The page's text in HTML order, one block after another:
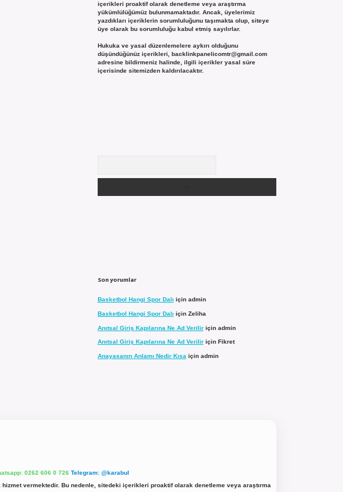
içerikleri proaktif olarak denetleme veya araştırma
yükümlülüğümüz bulunmamaktadır. Ancak, üyelerimiz
yazdıkları içeriklerin sorumluluğunu taşımakta olup, siteye
üye olarak bu sorumluluğu kabul etmiş sayılırlar.
Hukuka ve yasal düzenlemelere aykırı olduğunu
düşündüğünüz içerikleri, backlinkpanelicomtr@gmail.com
adresine bildirmeniz halinde, ilgili içerikler yasal süre
içerisinde sitemizden kaldırılacaktır.
Son yorumlar
Basketbol Hangi Spor Dalı için admin
Basketbol Hangi Spor Dalı için Zeliha
Anıtsal Giriş Kapılarına Ne Ad Veriliriçin admin
Anıtsal Giriş Kapılarına Ne Ad Veriliriçin Fikret
Anayasanın Anlamı Nedir Kısa için admin
0262 606 0 726 Telegram: @karabul
vermektedir. Bu nedenle, sitedeki içerikleri proaktif olarak denetleme veya araştırma